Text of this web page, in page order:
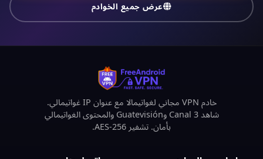
عرض جميع الخوادم
خادم VPN مجاني لغواتيمالا مع عنوان IP غواتيمالي.
شاهد Canal 3 وGuatevisión والمحتوى الغواتيمالي
بأمان. تشفير AES-256.